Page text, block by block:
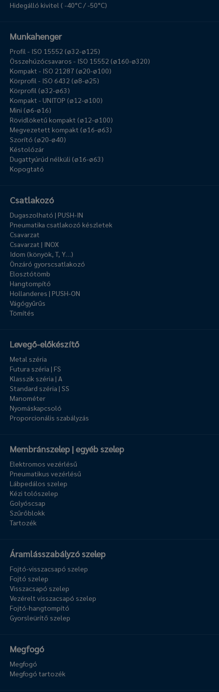
Hidegálló kivitel ( -40°C / -50°C)
Munkahenger
Profil - ISO 15552 (ø32-ø125)
Összehúzócsavaros - ISO 15552 (ø160-ø320)
Kompakt - ISO 21287 (ø20-ø100)
Körprofil - ISO 6432 (ø8-ø25)
Körprofil (ø32-ø63)
Kompakt - UNITOP (ø12-ø100)
Mini (ø6-ø16)
Rövidlöketű kompakt (ø12-ø100)
Megvezetett kompakt (ø16-ø63)
Szorító (ø20-ø40)
Késtolózár
Dugattyúrúd nélküli (ø16-ø63)
Kopogtató
Csatlakozó
Dugaszolható | PUSH-IN
Pneumatika csatlakozó készletek
Csavarzat
Csavarzat | INOX
Idom (könyök, T, Y…)
Önzáró gyorscsatlakozó
Elosztótömb
Hangtompító
Hollanderes | PUSH-ON
Vágógyűrűs
Tömítés
Levegő-előkészítő
Metal széria
Futura széria | FS
Klasszik széria | A
Standard széria | SS
Manométer
Nyomáskapcsoló
Proporcionális szabályzás
Membránszelep | egyéb szelep
Elektromos vezérlésű
Pneumatikus vezérlésű
Lábpedálos szelep
Kézi tolószelep
Golyóscsap
Szűrőblokk
Tartozék
Áramlásszabályzó szelep
Fojtó-visszacsapó szelep
Fojtó szelep
Visszacsapó szelep
Vezérelt visszacsapó szelep
Fojtó-hangtompító
Gyorsleürítő szelep
Megfogó
Megfogó
Megfogó tartozék